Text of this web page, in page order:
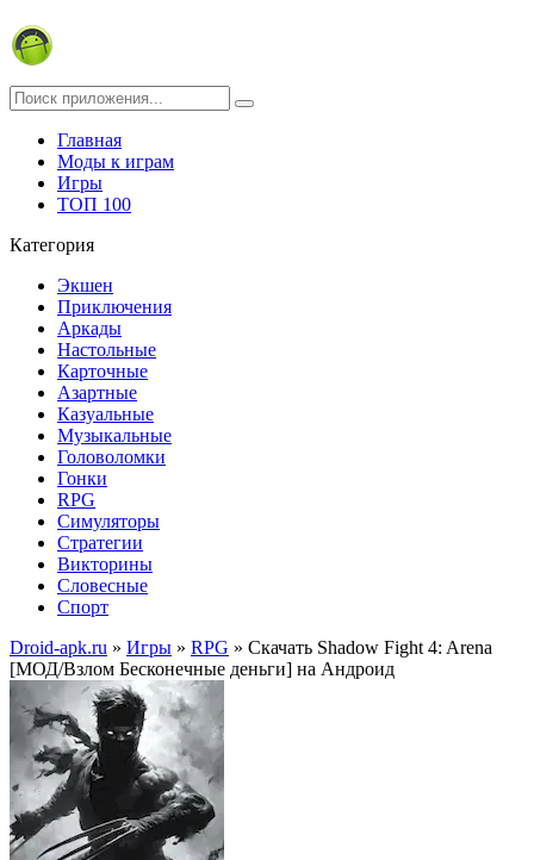
Главная
Моды к играм
Игры
ТОП 100
Категория
Экшен
Приключения
Аркады
Настольные
Карточные
Азартные
Казуальные
Музыкальные
Головоломки
Гонки
RPG
Симуляторы
Стратегии
Викторины
Словесные
Спорт
Droid-apk.ru » Игры » RPG » Скачать Shadow Fight 4: Arena
[МОД/Взлом Бесконечные деньги] на Андроид